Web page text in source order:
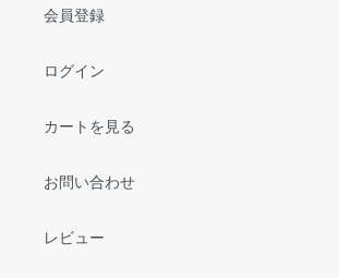
会員登録
ログイン
カートを見る
お問い合わせ
レビュー